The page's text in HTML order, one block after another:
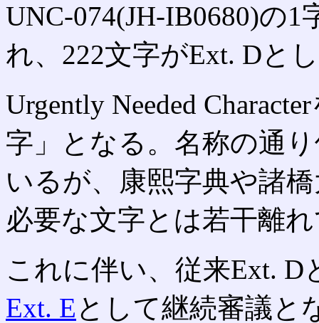
UNC-074(JH-IB0680)の
れ、222文字がExt. Dと
Urgently Needed
字」となる。名称の通
いるが、康熙字典や諸
必要な文字とは若干離
これに伴い、従来Ext.
Ext. Eとして継続審議と